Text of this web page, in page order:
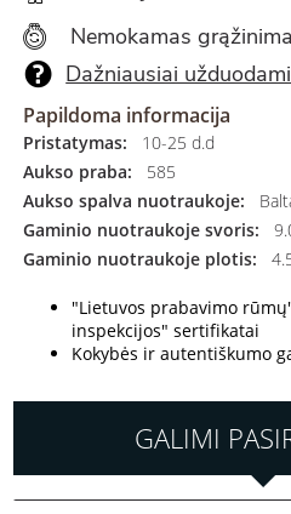
Nemokamas
Dažniausiai
Papildoma informacija
Pristatymas:
10-25 d.d
Aukso praba:
585
Aukso spalva nuotraukoje:
Gaminio nuotraukoje svoris:
Gaminio nuotraukoje plotis:
"Lietuvos prabavimo
inspekcijos" sertifikatai
Kokybės ir autentiškumo
GALIMI